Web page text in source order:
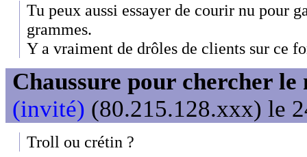
Tu peux aussi essayer de courir nu pour
grammes.
Y a vraiment de drôles de clients sur ce
Chaussure pour chercher
(invité) (80.215.128.xxx) le
Troll ou crétin ?